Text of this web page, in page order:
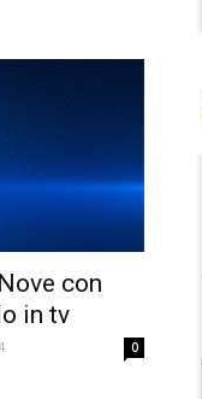
con
in tv
0